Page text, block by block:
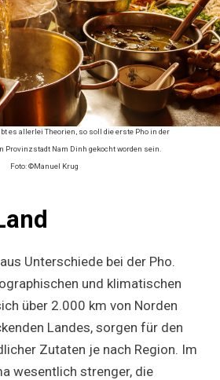
es allerlei Theorien, so soll die erste Pho in der
Provinzstadt Nam Dinh gekocht worden sein.
Foto: ©Manuel Krug
Unterschiede bei der Pho.
und klimatischen
über 2.000 km von Norden
Landes, sorgen für den
Zutaten je nach Region. Im
wesentlich strenger, die